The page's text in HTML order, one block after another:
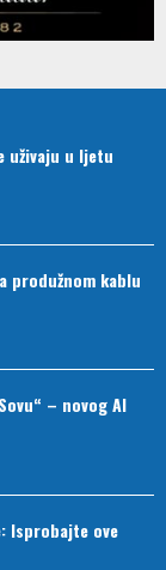
uživaju u ljetu
produžnom kablu
– novog AI
Isprobajte ove